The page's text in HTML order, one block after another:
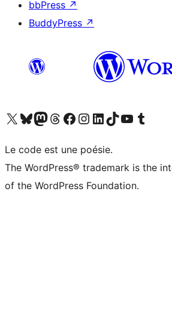
bbPress ↗
BuddyPress ↗
Visitez notre compte X (précédemment Twitter)
Visiter notre compte Bluesky
Visiter notre compte Mastodon
Visiter notre compte Threads
Consulter notre compte Facebook
Consulter notre compte Instagram
Consulter notre compte LinkedIn
Visiter notre compte TokTok
Visiter notre chaîne YouTube
Visiter notre compte Tumblr
Le code est une poésie.
The WordPress® trademark is the
of the WordPress Foundation.